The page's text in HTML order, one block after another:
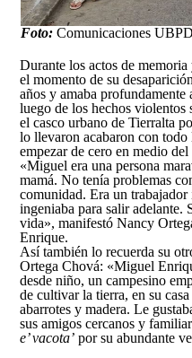
Foto: Comunicaciones UBPD
Durante los actos de
el momento de su
años y amaba profundamente
luego de los hechos violentos
el casco urbano de Tierralta
lo llevaron acabaron con
empezar de cero en medio
«Miguel era una persona
mamá. No tenía problemas
comunidad. Era un trabajador
ingeniaba para salir adelante.
vida», manifestó Nancy
Enrique.
Así también lo recuerda su
Ortega Chová: «Miguel
desde niño, un campesino
de cultivar la tierra, en su
abarrotes y madera. Le
sus amigos cercanos y
e’ vacota’ por su abundante